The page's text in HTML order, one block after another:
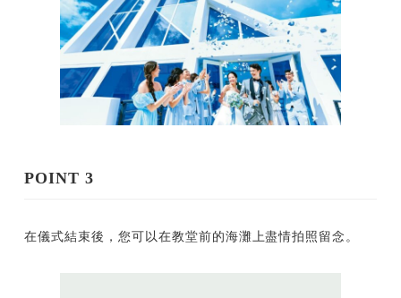
POINT 3
在儀式結束後，您可以在教堂前的海灘上盡情拍照留念。